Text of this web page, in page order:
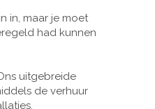
in, maar je moet
had kunnen
uitgebreide
de verhuur